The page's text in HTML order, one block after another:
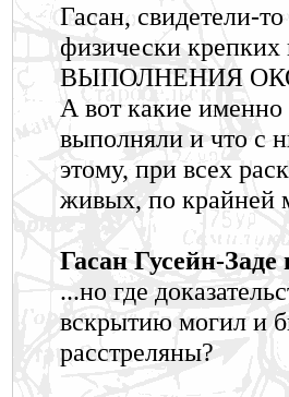
Гасан, свидетели-
физически крепких
ВЫПОЛНЕНИЯ
А вот какие
выполняли и что с
этому, при всех
живых, по крайней
Гасан Гусейн-Заде
...но где
вскрытию могил и
расстреляны?